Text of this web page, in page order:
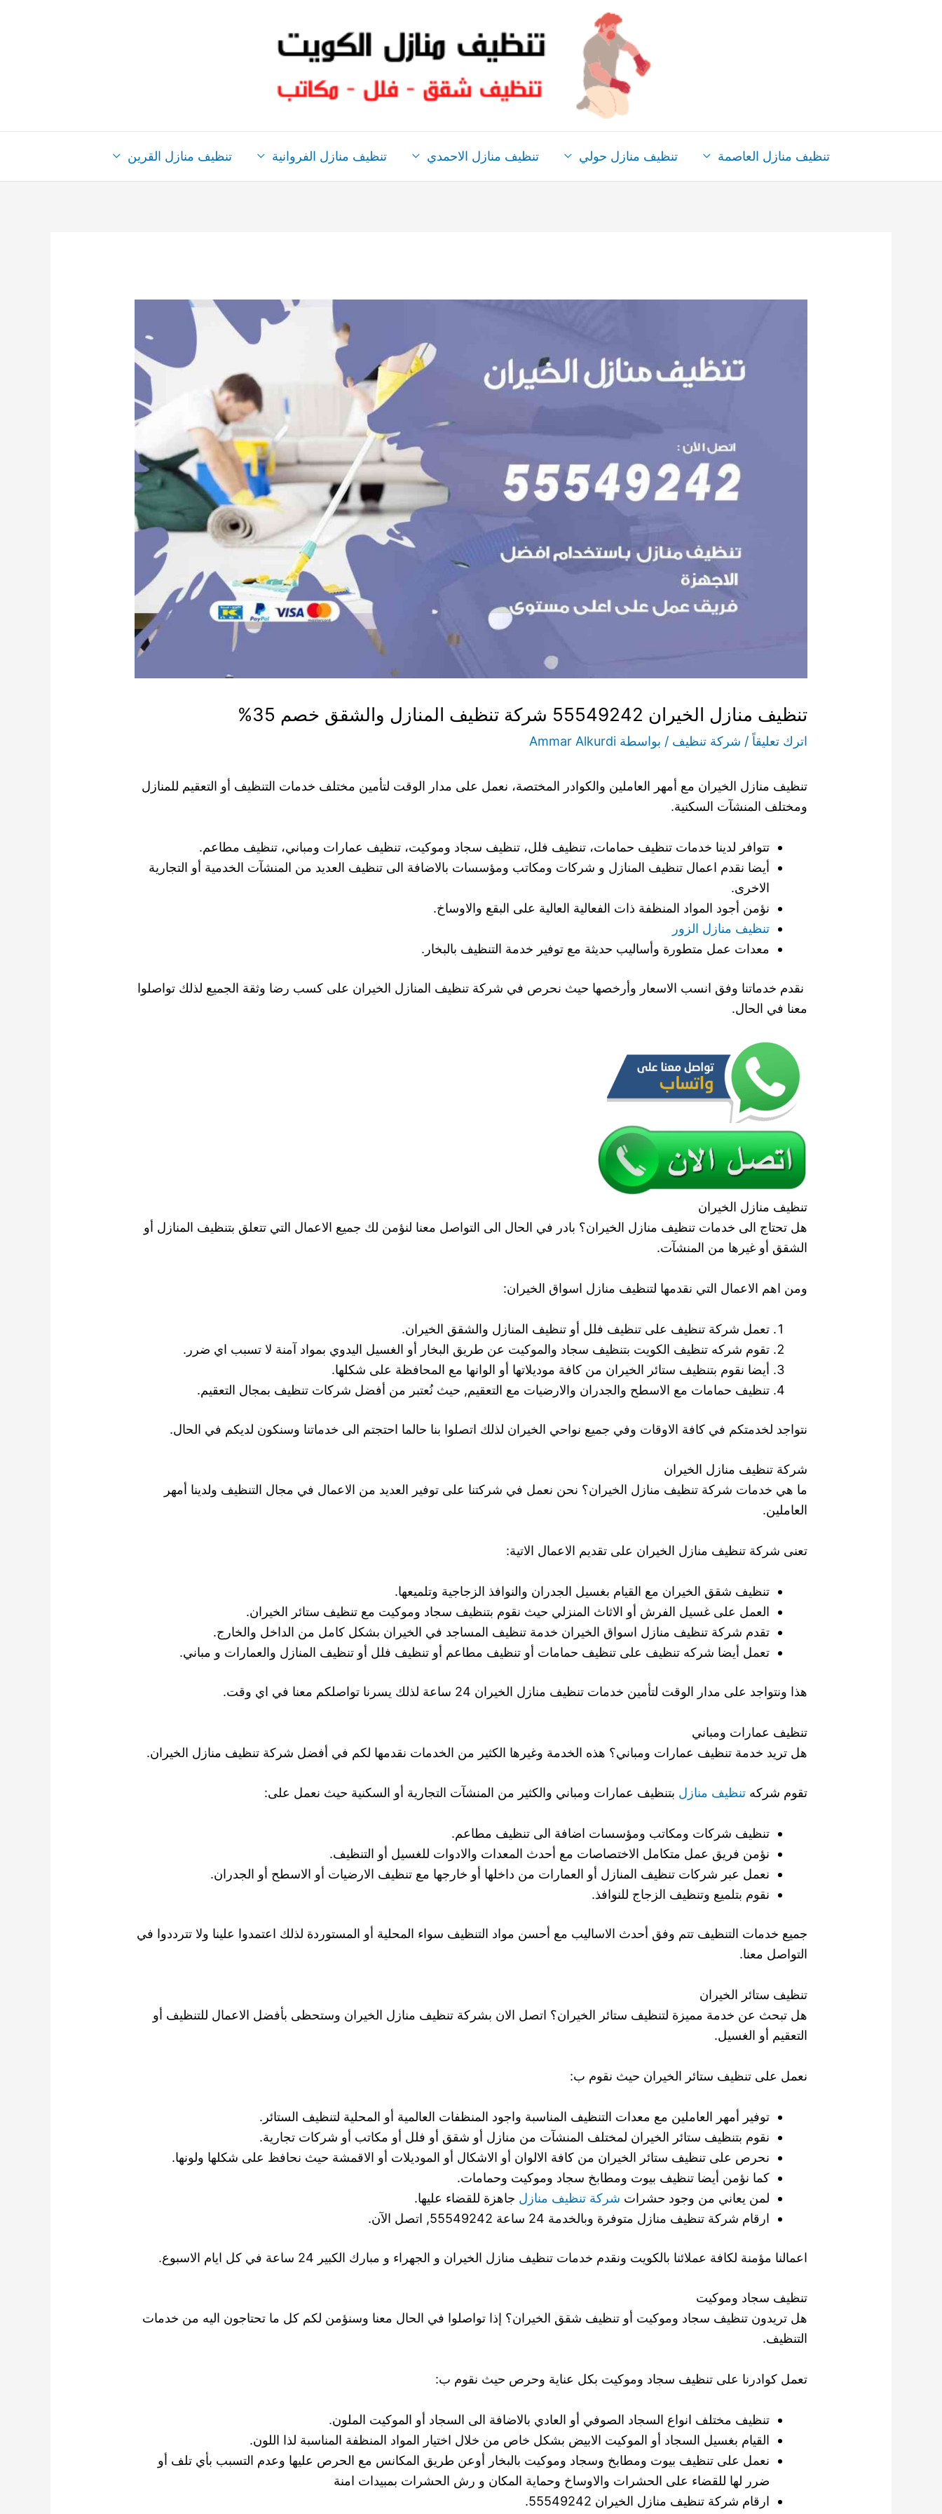
تنظيف منازل العاصمة تنظيف منازل حولي تنظيف منازل الاحمدي تنظيف منازل الفروانية تنظيف منازل القرين
تنظيف منازل الخيران 55549242 شركة تنظيف المنازل والشقق خصم 35%
اترك تعليقاً / شركة تنظيف / بواسطة Ammar Alkurdi
تنظيف منازل الخيران مع أمهر العاملين والكوادر المختصة، نعمل على مدار الوقت لتأمين مختلف خدمات التنظيف أو التعقيم للمنازل
ومختلف المنشآت السكنية.
تتوافر لدينا خدمات تنظيف حمامات، تنظيف فلل، تنظيف سجاد وموكيت، تنظيف عمارات ومباني، تنظيف مطاعم.
أيضا نقدم اعمال تنظيف المنازل و شركات ومكاتب ومؤسسات بالاضافة الى تنظيف العديد من المنشآت الخدمية أو التجارية
الاخرى.
نؤمن أجود المواد المنظفة ذات الفعالية العالية على البقع والاوساخ.
تنظيف منازل الزور
معدات عمل متطورة وأساليب حديثة مع توفير خدمة التنظيف بالبخار.
نقدم خدماتنا وفق انسب الاسعار وأرخصها حيث نحرص في شركة تنظيف المنازل الخيران على كسب رضا وثقة الجميع لذلك تواصلوا
معنا في الحال.
تنظيف منازل الخيران
هل تحتاج الى خدمات تنظيف منازل الخيران؟ بادر في الحال الى التواصل معنا لنؤمن لك جميع الاعمال التي تتعلق بتنظيف المنازل أو
الشقق أو غيرها من المنشآت.
ومن اهم الاعمال التي نقدمها لتنظيف منازل اسواق الخيران:
تعمل شركة تنظيف على تنظيف فلل أو تنظيف المنازل والشقق الخيران.
تقوم شركه تنظيف الكويت بتنظيف سجاد والموكيت عن طريق البخار أو الغسيل اليدوي بمواد آمنة لا تسبب اي ضرر.
أيضا نقوم بتنظيف ستائر الخيران من كافة موديلاتها أو الوانها مع المحافظة على شكلها.
تنظيف حمامات مع الاسطح والجدران والارضيات مع التعقيم, حيث نُعتبر من أفضل شركات تنظيف بمجال التعقيم.
نتواجد لخدمتكم في كافة الاوقات وفي جميع نواحي الخيران لذلك اتصلوا بنا حالما احتجتم الى خدماتنا وسنكون لديكم في الحال.
شركة تنظيف منازل الخيران
ما هي خدمات شركة تنظيف منازل الخيران؟ نحن نعمل في شركتنا على توفير العديد من الاعمال في مجال التنظيف ولدينا أمهر
العاملين.
تعنى شركة تنظيف منازل الخيران على تقديم الاعمال الاتية:
تنظيف شقق الخيران مع القيام بغسيل الجدران والنوافذ الزجاجية وتلميعها.
العمل على غسيل الفرش أو الاثاث المنزلي حيث نقوم بتنظيف سجاد وموكيت مع تنظيف ستائر الخيران.
تقدم شركة تنظيف منازل اسواق الخيران خدمة تنظيف المساجد في الخيران بشكل كامل من الداخل والخارج.
تعمل أيضا شركه تنظيف على تنظيف حمامات أو تنظيف مطاعم أو تنظيف فلل أو تنظيف المنازل والعمارات و مباني.
هذا ونتواجد على مدار الوقت لتأمين خدمات تنظيف منازل الخيران 24 ساعة لذلك يسرنا تواصلكم معنا في اي وقت.
تنظيف عمارات ومباني
هل تريد خدمة تنظيف عمارات ومباني؟ هذه الخدمة وغيرها الكثير من الخدمات نقدمها لكم في أفضل شركة تنظيف منازل الخيران.
تقوم شركهتنظيف منازل بتنظيف عمارات ومباني والكثير من المنشآت التجارية أو السكنية حيث نعمل على:
تنظيف شركات ومكاتب ومؤسسات اضافة الى تنظيف مطاعم.
نؤمن فريق عمل متكامل الاختصاصات مع أحدث المعدات والادوات للغسيل أو التنظيف.
نعمل عبر شركات تنظيف المنازل أو العمارات من داخلها أو خارجها مع تنظيف الارضيات أو الاسطح أو الجدران.
نقوم بتلميع وتنظيف الزجاج للنوافذ.
جميع خدمات التنظيف تتم وفق أحدث الاساليب مع أحسن مواد التنظيف سواء المحلية أو المستوردة لذلك اعتمدوا علينا ولا تترددوا في
التواصل معنا.
تنظيف ستائر الخيران
هل تبحث عن خدمة مميزة لتنظيف ستائر الخيران؟ اتصل الان بشركة تنظيف منازل الخيران وستحظى بأفضل الاعمال للتنظيف أو
التعقيم أو الغسيل.
نعمل على تنظيف ستائر الخيران حيث نقوم ب:
توفير أمهر العاملين مع معدات التنظيف المناسبة واجود المنظفات العالمية أو المحلية لتنظيف الستائر.
نقوم بتنظيف ستائر الخيران لمختلف المنشآت من منازل أو شقق أو فلل أو مكاتب أو شركات تجارية.
نحرص على تنظيف ستائر الخيران من كافة الالوان أو الاشكال أو الموديلات أو الاقمشة حيث نحافظ على شكلها ولونها.
كما نؤمن أيضا تنظيف بيوت ومطابخ سجاد وموكيت وحمامات.
لمن يعاني من وجود حشرات شركة تنظيف منازل جاهزة للقضاء عليها.
ارقام شركة تنظيف منازل متوفرة وبالخدمة 24 ساعة 55549242, اتصل الآن.
اعمالنا مؤمنة لكافة عملائنا بالكويت ونقدم خدمات تنظيف منازل الخيران و الجهراء و مبارك الكبير 24 ساعة في كل ايام الاسبوع.
تنظيف سجاد وموكيت
هل تريدون تنظيف سجاد وموكيت أو تنظيف شقق الخيران؟ إذا تواصلوا في الحال معنا وسنؤمن لكم كل ما تحتاجون اليه من خدمات
التنظيف.
تعمل كوادرنا على تنظيف سجاد وموكيت بكل عناية وحرص حيث نقوم ب:
تنظيف مختلف انواع السجاد الصوفي أو العادي بالاضافة الى السجاد أو الموكيت الملون.
القيام بغسيل السجاد أو الموكيت الابيض بشكل خاص من خلال اختيار المواد المنظفة المناسبة لذا اللون.
نعمل على تنظيف بيوت ومطابخ وسجاد وموكيت بالبخار أوعن طريق المكانس مع الحرص عليها وعدم التسبب بأي تلف أو
ضرر لها للقضاء على الحشرات والاوساخ وحماية المكان و رش الحشرات بمبيدات امنة
ارقام شركة تنظيف منازل الخيران 55549242.